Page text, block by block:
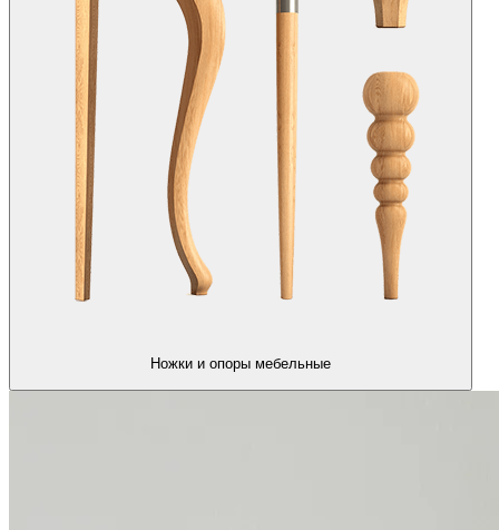
Ножки и опоры мебельные